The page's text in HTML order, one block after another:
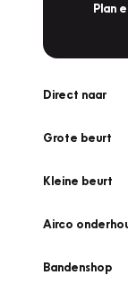
Plan
Direct naar
Grote beurt
Kleine beurt
Airco
Bandenshop